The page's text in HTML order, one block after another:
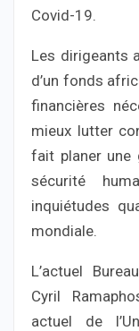
Covid-19.
Les dirigeants
d’un fonds
financières
mieux lutter
fait planer une
sécurité
inquiétudes
mondiale.
L’actuel
Cyril
actuel de